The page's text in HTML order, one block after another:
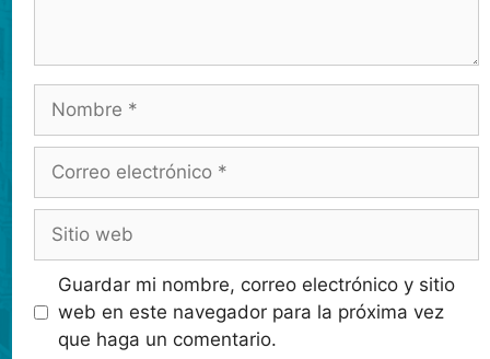
Guardar mi nombre, correo electrónico y sitio
web en este navegador para la próxima vez
que haga un comentario.